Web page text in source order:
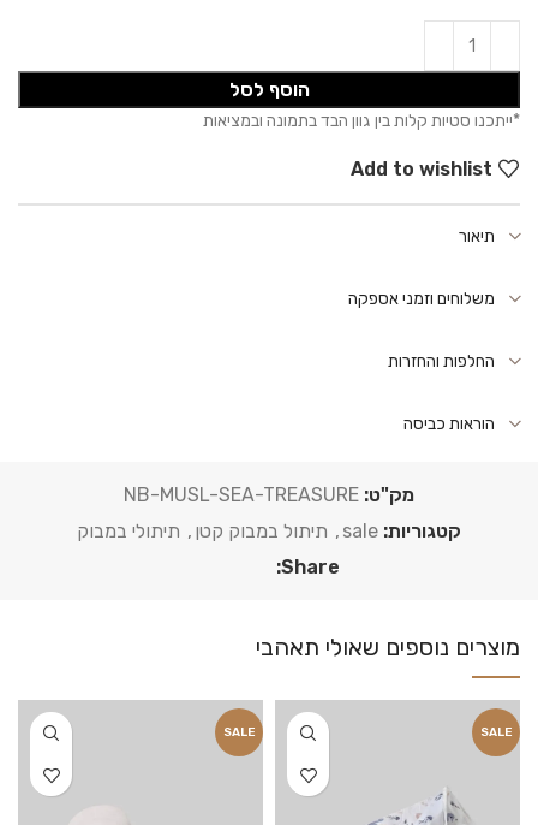
הוסף לסל
Add to wishlist
תיאור
משלוחים וזמני אספקה
החלפות והחזרות
הוראות כביסה
מק"ט: NB-MUSL-SEA-TREASURE
קטגוריות: sale
, תיתול במבוק קטן , תיתולי במבוק
Share:
SALE
SALE